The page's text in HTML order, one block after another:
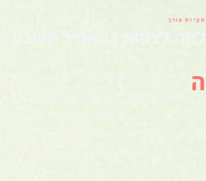
סקירת עורך
למה לצפות בהאביר משבע
ה
אביר משבע הממלכות היא דרמת פנטזיה-מדע
שממקמת אותנו בלב מסע אישי שמתחיל באובדן
וכוח. סר דנקן, אביר לא-משוח שאיבד את המנטור
עצמו. כבר מהצעדים הראשונים מרגישים שהסדרה
הרפתקנית, כשכל פרק דוחף את הדמויות קדימה